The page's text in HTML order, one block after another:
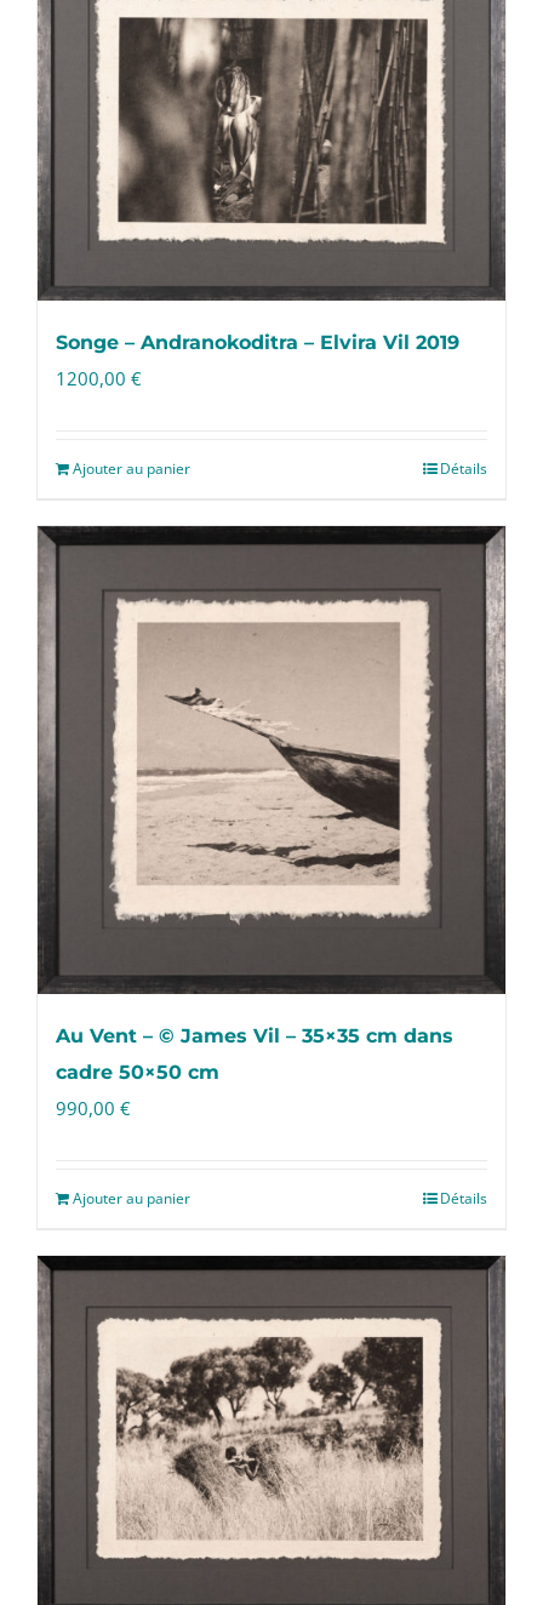
Songe – Andranokoditra – Elvira Vil 2019
1200,00 €
Ajouter au panier Détails
Au Vent – © James Vil – 35×35 cm dans
cadre 50×50 cm
990,00 €
Ajouter au panier Détails